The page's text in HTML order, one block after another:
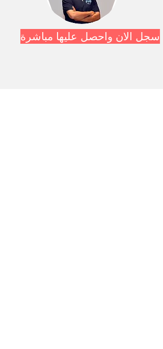
سجل الان واحصل عليها مباشرة